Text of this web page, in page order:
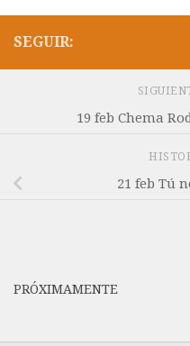
SEGUIR:
19 feb Chema
21 feb Tú
PRÓXIMAMENTE